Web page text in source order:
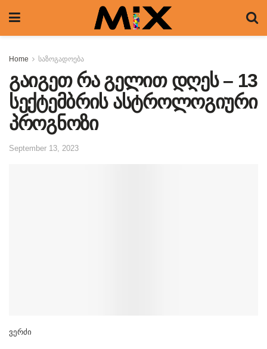
Home საზოგადოება
გაიგეთ რა გელით დღეს – 13
სექტემბრის ასტროლოგიური
პროგნოზი
September 13, 2023
ვერძი